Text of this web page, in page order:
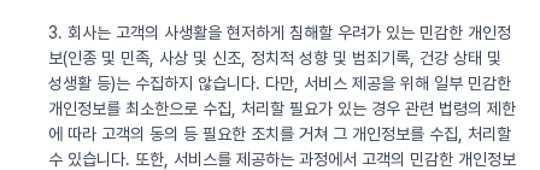
3. 회사는 고객의 사생활을 현저하게 침해할 우려가 있는 민감한 개인정
보(인종 및 민족, 사상 및 신조, 정치적 성향 및 범죄기록, 건강 상태 및
성생활 등)는 수집하지 않습니다. 다만, 서비스 제공을 위해 일부 민감한
개인정보를 최소한으로 수집, 처리할 필요가 있는 경우 관련 법령의 제한
에 따라 고객의 동의 등 필요한 조치를 거쳐 그 개인정보를 수집, 처리할
수 있습니다. 또한, 서비스를 제공하는 과정에서 고객의 민감한 개인정보